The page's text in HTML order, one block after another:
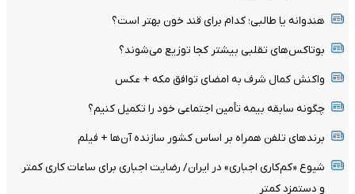
هندوانه یا طالبی؛ کدام‌ برای قند خون بهتر است؟
بوتاکس‌های تقلبی بیشتر کجا توزیع می‌شوند؟
واکنش کمال شرف به امضای توافق مکه + عکس
چگونه سابقه بیمه تأمین اجتماعی خود را تکمیل کنیم؟
برندهای تلفن همراه بر اساس کشور سازنده‌ آن‌ها + فیلم
شیوع «کم‌کاری اجباری» در ایران/ رضایت اجباری برای ساعات کاری کمتر
و دستمزد کمتر